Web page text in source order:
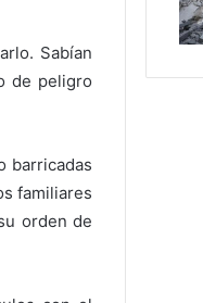
Sabían
de peligro
barricadas
familiares
orden de